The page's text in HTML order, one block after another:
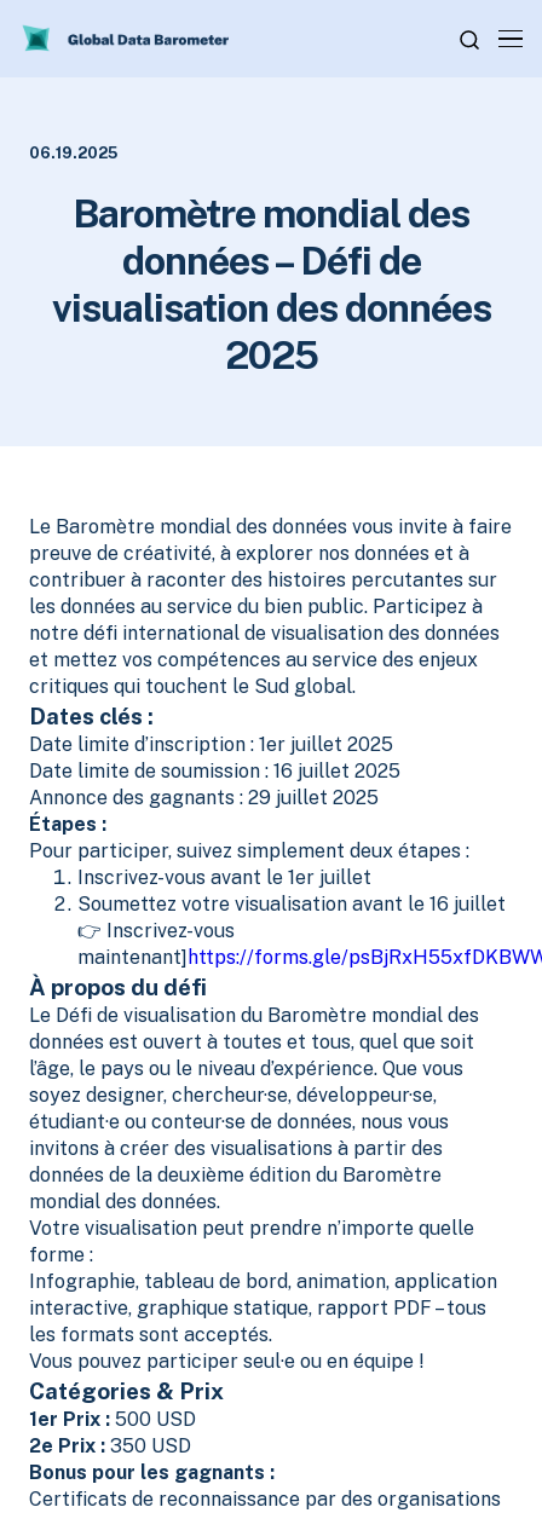
06.19.2025
Baromètre mondial des
données – Défi de
visualisation des données
2025
Le Baromètre mondial des données vous invite à faire
preuve de créativité, à explorer nos données et à
contribuer à raconter des histoires percutantes sur
les données au service du bien public. Participez à
notre défi international de visualisation des données
et mettez vos compétences au service des enjeux
critiques qui touchent le Sud global.
Dates clés :
Date limite d’inscription : 1er juillet 2025
Date limite de soumission : 16 juillet 2025
Annonce des gagnants : 29 juillet 2025
Étapes :
Pour participer, suivez simplement deux étapes :
Inscrivez-vous avant le 1er juillet
Soumettez votre visualisation avant le 16 juillet
👉 Inscrivez-vous
maintenant] https://forms.gle/
À propos du défi
Le Défi de visualisation du Baromètre mondial des
données est ouvert à toutes et tous, quel que soit
l’âge, le pays ou le niveau d’expérience. Que vous
soyez designer, chercheur·se, développeur·se,
étudiant·e ou conteur·se de données, nous vous
invitons à créer des visualisations à partir des
données de la deuxième édition du Baromètre
mondial des données.
Votre visualisation peut prendre n’importe quelle
forme :
Infographie, tableau de bord, animation, application
interactive, graphique statique, rapport PDF – tous
les formats sont acceptés.
Vous pouvez participer seul·e ou en équipe !
Catégories & Prix
1er Prix : 500 USD
2e Prix : 350 USD
Bonus pour les gagnants :
Certificats de reconnaissance par des organisations